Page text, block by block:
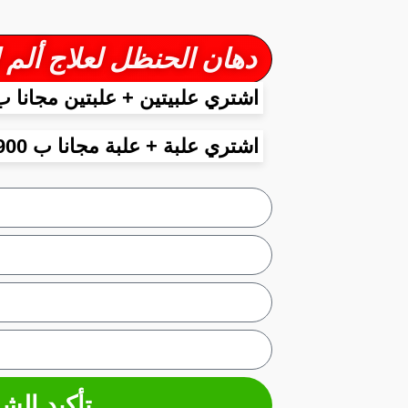
دهان الحنظل لعلاج ألم المفاصل و العظام
اشتري علبيتين + علبتين مجانا ب 2900
اشتري علبة + علبة مجانا ب 1900 دج